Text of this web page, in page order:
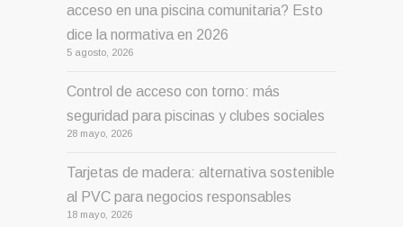
acceso en una piscina comunitaria? Esto
dice la normativa en 2026
5 agosto, 2026
Control de acceso con torno: más
seguridad para piscinas y clubes sociales
28 mayo, 2026
Tarjetas de madera: alternativa sostenible
al PVC para negocios responsables
18 mayo, 2026